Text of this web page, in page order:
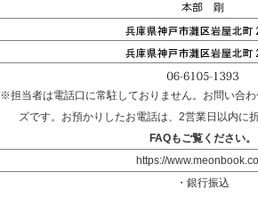
※担当者は電話口に常駐しておりません。お問い合
ズです。お預かりしたお電話は、2営業日以内に
FAQもご覧ください。
https://
・銀行振込